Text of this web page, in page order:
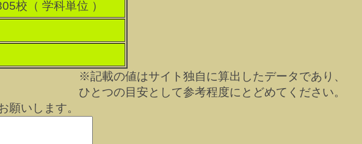
校（ 学科単位 ）
※記載の値はサイト独自に算出したデータであり、
ひとつの目安として参考程度にとどめてください。
願いします。